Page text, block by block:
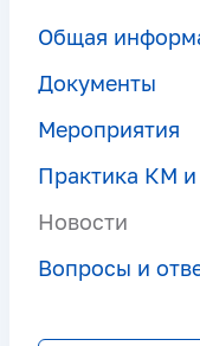
Общая
Документы
Мероприятия
Практика КМ
Новости
Вопросы и